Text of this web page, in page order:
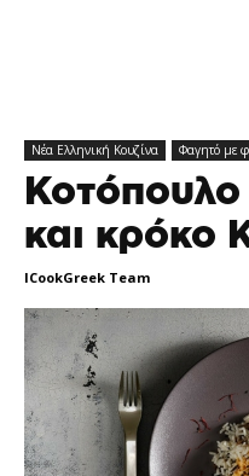
Νέα Ελληνική Κουζίνα Φαγητό με
Κοτόπουλο
και κρόκο
ICookGreek Team